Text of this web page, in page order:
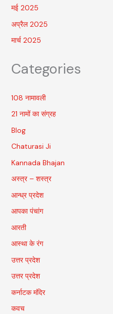
मई 2025
अप्रैल 2025
मार्च 2025
Categories
108 नामावली
21 नामों का संग्रह
Blog
Chaturasi Ji
Kannada Bhajan
अस्त्र – शस्त्र
आन्ध्र प्रदेश
आपका पंचांग
आरती
आस्था के रंग
उत्तर प्रदेश
उत्तर प्रदेश
कर्नाटक मंदिर
कवच